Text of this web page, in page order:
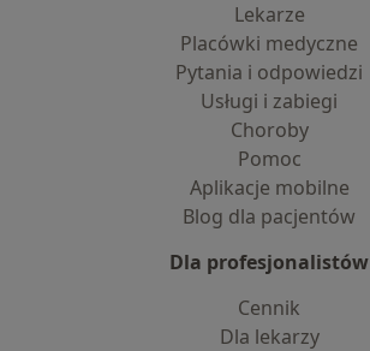
Lekarze
Placówki medyczne
Pytania i odpowiedzi
Usługi i zabiegi
Choroby
Pomoc
Aplikacje mobilne
Blog dla pacjentów
Dla profesjonalistów
Cennik
Dla lekarzy